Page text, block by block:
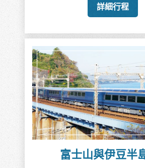
詳細行程
富士山與伊豆半